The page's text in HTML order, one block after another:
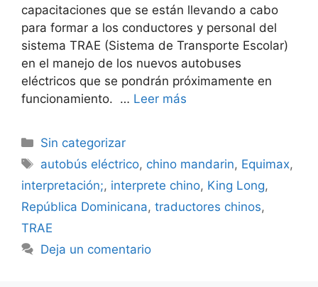
capacitaciones que se están llevando a cabo
para formar a los conductores y personal del
sistema TRAE (Sistema de Transporte Escolar)
en el manejo de los nuevos autobuses
eléctricos que se pondrán próximamente en
funcionamiento. … Leer más
Sin categorizar
autobús eléctrico, chino mandarin, Equimax,
interpretación;, interprete chino, King Long,
República Dominicana, traductores chinos,
TRAE
Deja un comentario